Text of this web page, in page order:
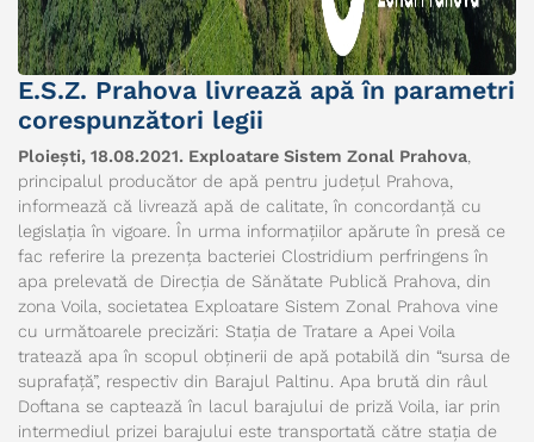
E.S.Z. Prahova livrează apă în parametri
corespunzători legii
Ploiești, 18.08.2021. Exploatare Sistem Zonal Prahova
principalul producător de apă pentru județul Prahova,
informează că livrează apă de calitate, în concordanță cu
legislația în vigoare. În urma informațiilor apărute în presă ce
fac referire la prezența bacteriei Clostridium perfringens în
apa prelevată de Direcția de Sănătate Publică Prahova, din
zona Voila, societatea Exploatare Sistem Zonal Prahova vine
cu următoarele precizări: Stația de Tratare a Apei Voila
tratează apa în scopul obținerii de apă potabilă din “sursa de
suprafață”, respectiv din Barajul Paltinu. Apa brută din râul
Doftana se captează în lacul barajului de priză Voila, iar prin
intermediul prizei barajului este transportată către stația de